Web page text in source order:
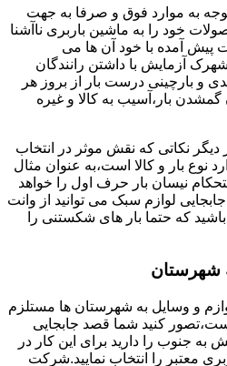
به موارد فوق و صرفا به جهت
خود را به ماشین باربری ناآشنا
پیش آمده با خود آن ها می
آزمایش با داشتن رانندگان
و بارچینی درست بار از بروز هر
بار،آسیب به کالا و غیره
دیگر نکاتی که نقش موثر در انتخاب
نوع بار و کالا است،به عنوان مثال
نیسان بار حرف اول را خواهد
لوازم سبک می توانید از وانت
باشید که حتما بار های شکستنی را
شهرستان
و وسایل به شهرستان ها مستلزم
کنید شما قصد جابجایی
به جنوب را دارید برای این کار در
معتبر را انتخاب نمایید.شرکت